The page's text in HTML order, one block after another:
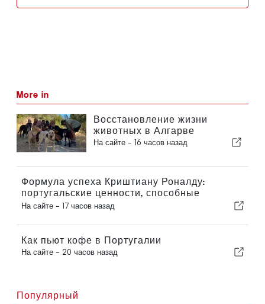
More in
Восстановление жизни
животных в Алгарве
На сайте - 16 часов назад
Формула успеха Криштиану Роналду:
португальские ценности, способные
вдохновить любого
На сайте - 17 часов назад
Как пьют кофе в Португалии
На сайте - 20 часов назад
Популярный